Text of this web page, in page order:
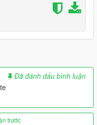
Đã đánh dấu bình luận
trước